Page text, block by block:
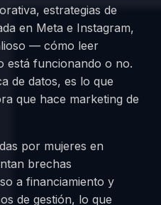
estrategias de
en Meta e Instagram,
— cómo leer
está funcionando o no.
de datos, es lo que
que hace marketing de
por mujeres en
brechas
a financiamiento y
de gestión, lo que